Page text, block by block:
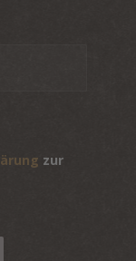
zur